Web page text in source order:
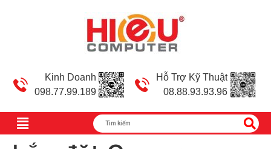
Kinh Doanh
098.77.99.189
Hỗ Trợ Kỹ Thuật
08.88.93.93.96